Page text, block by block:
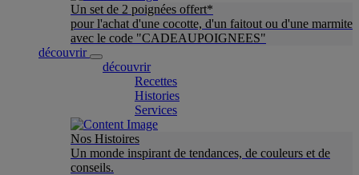
Un set de 2 poignées offert*
pour l'achat d'une cocotte, d'un faitout ou d'une marmite
avec le code "CADEAUPOIGNEES"
découvrir
découvrir
Recettes
Histories
Services
Nos Histoires
Un monde inspirant de tendances, de couleurs et de
conseils.